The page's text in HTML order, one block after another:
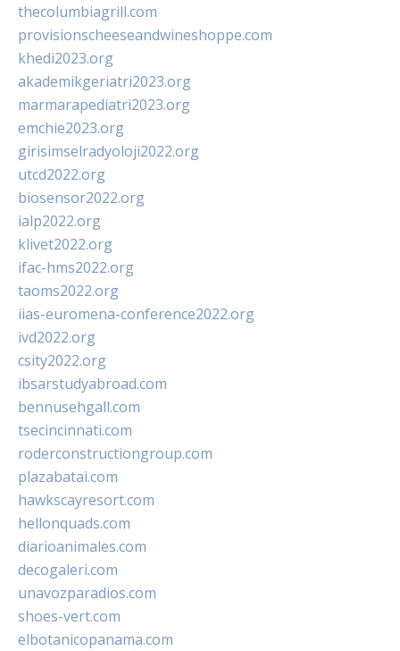
thecolumbiagrill.com
provisionscheeseandwineshoppe.com
khedi2023.org
akademikgeriatri2023.org
marmarapediatri2023.org
emchie2023.org
girisimselradyoloji2022.org
utcd2022.org
biosensor2022.org
ialp2022.org
klivet2022.org
ifac-hms2022.org
taoms2022.org
iias-euromena-conference2022.org
ivd2022.org
csity2022.org
ibsarstudyabroad.com
bennusehgall.com
tsecincinnati.com
roderconstructiongroup.com
plazabatai.com
hawkscayresort.com
hellonquads.com
diarioanimales.com
decogaleri.com
unavozparadios.com
shoes-vert.com
elbotanicopanama.com